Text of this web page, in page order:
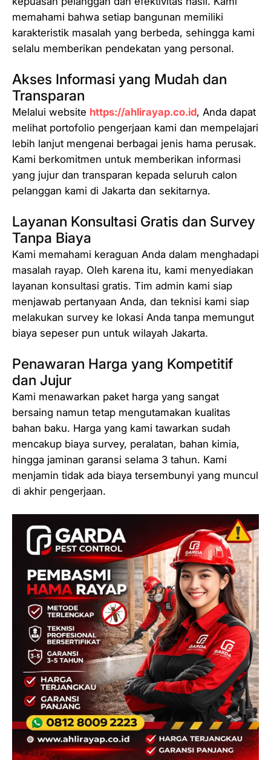
memahami bahwa setiap bangunan memiliki
karakteristik masalah yang berbeda, sehingga kami
selalu memberikan pendekatan yang personal.
Akses Informasi yang Mudah dan
Transparan
Melalui website https://ahlirayap.co.id, Anda dapat
melihat portofolio pengerjaan kami dan mempelajari
lebih lanjut mengenai berbagai jenis hama perusak.
Kami berkomitmen untuk memberikan informasi
yang jujur dan transparan kepada seluruh calon
pelanggan kami di Jakarta dan sekitarnya.
Layanan Konsultasi Gratis dan Survey
Tanpa Biaya
Kami memahami keraguan Anda dalam menghadapi
masalah rayap. Oleh karena itu, kami menyediakan
layanan konsultasi gratis. Tim admin kami siap
menjawab pertanyaan Anda, dan teknisi kami siap
melakukan survey ke lokasi Anda tanpa memungut
biaya sepeser pun untuk wilayah Jakarta.
Penawaran Harga yang Kompetitif
dan Jujur
Kami menawarkan paket harga yang sangat
bersaing namun tetap mengutamakan kualitas
bahan baku. Harga yang kami tawarkan sudah
mencakup biaya survey, peralatan, bahan kimia,
hingga jaminan garansi selama 3 tahun. Kami
menjamin tidak ada biaya tersembunyi yang muncul
di akhir pengerjaan.